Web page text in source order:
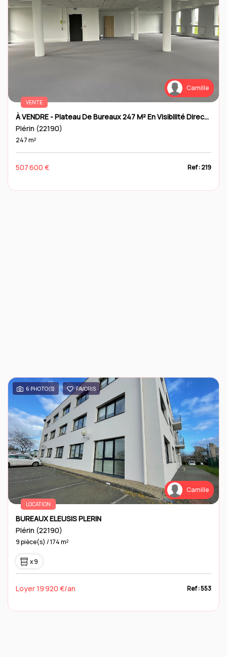
Camille
VENTE
À VENDRE - Plateau De Bureaux 247 M² En Visibilité Directe Sur La RN12
Plérin (22190)
247 m²
507 600 € Ref : 219
6 PHOTO(S) FAVORIS
Camille
LOCATION
BUREAUX ELEUSIS PLERIN
Plérin (22190)
9 pièce(s) / 174 m²
x 9
Loyer 19 920 €/an Ref : 553